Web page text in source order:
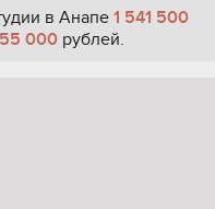
в Анапе 1 541 500
55 000 рублей.